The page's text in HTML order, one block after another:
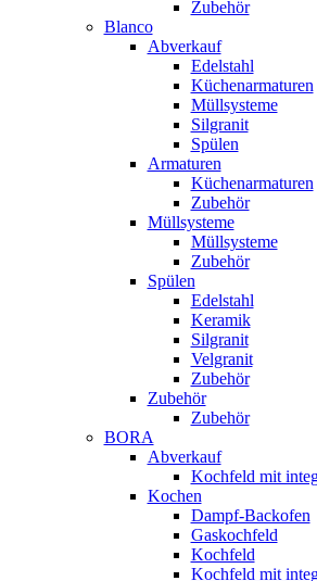
Zubehör
Blanco
Abverkauf
Edelstahl
Küchenarmaturen
Müllsysteme
Silgranit
Spülen
Armaturen
Küchenarmaturen
Zubehör
Müllsysteme
Müllsysteme
Zubehör
Spülen
Edelstahl
Keramik
Silgranit
Velgranit
Zubehör
Zubehör
Zubehör
BORA
Abverkauf
Kochfeld mit
Kochen
Dampf-Backofen
Gaskochfeld
Kochfeld
Kochfeld mit